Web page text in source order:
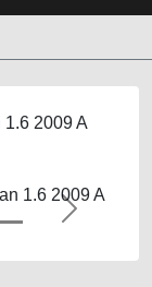
2009 A
Next